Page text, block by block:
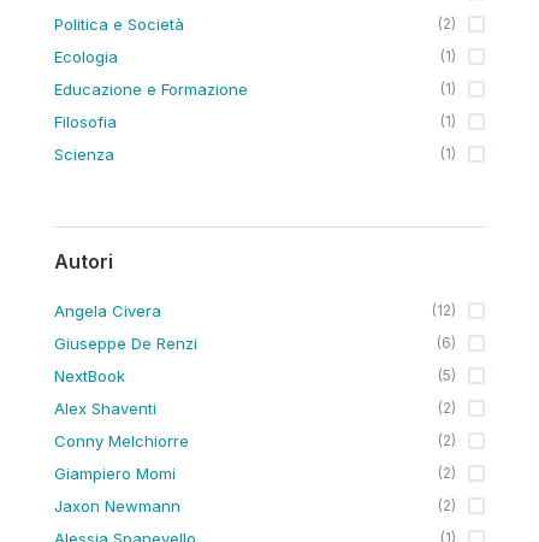
Politica e Società (2)
Ecologia (1)
Educazione e Formazione (1)
Filosofia (1)
Scienza (1)
Autori
Angela Civera (12)
Giuseppe De Renzi (6)
NextBook (5)
Alex Shaventi (2)
Conny Melchiorre (2)
Giampiero Momi (2)
Jaxon Newmann (2)
Alessia Spanevello (1)